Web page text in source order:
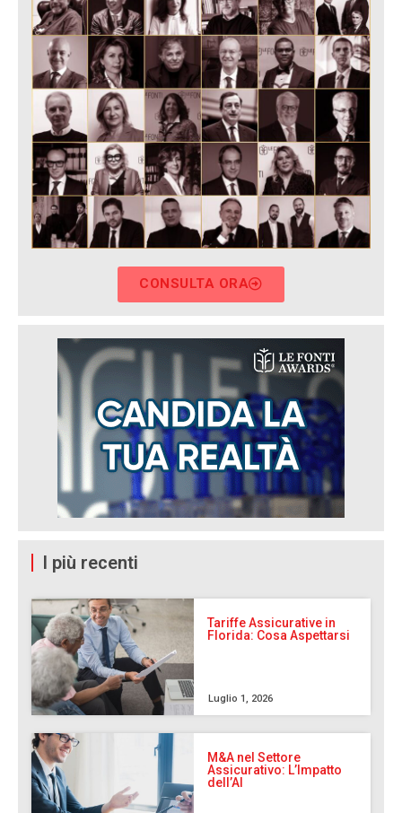
CONSULTA ORA
I più recenti
Tariffe Assicurative in
Florida: Cosa Aspettarsi
Luglio 1, 2026
M&A nel Settore
Assicurativo: L’Impatto
dell’AI